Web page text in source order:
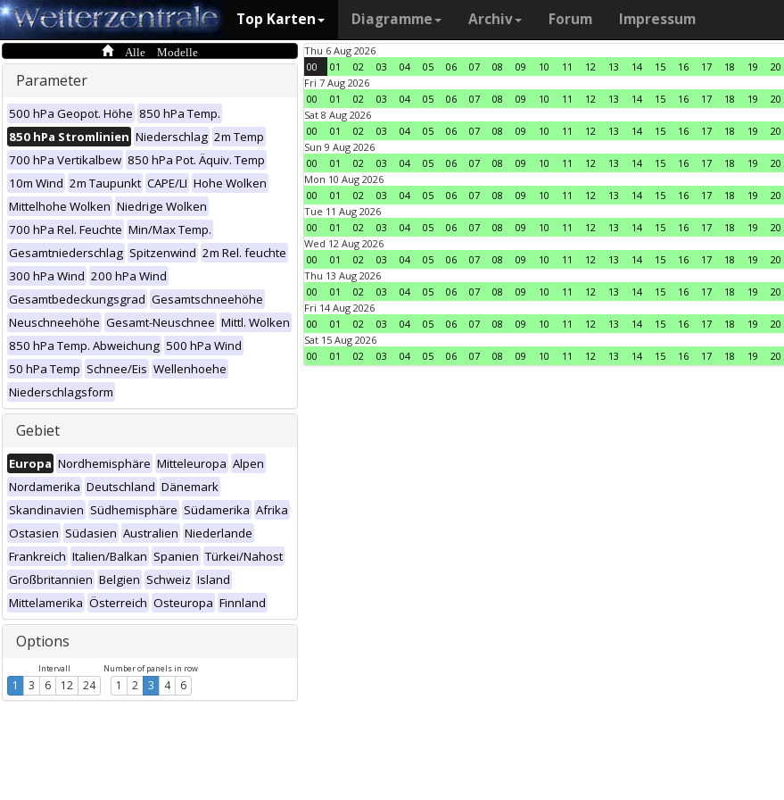
Top Karten Diagramme Archiv Forum Impressum
Alle Modelle
Parameter
500 hPa Geopot. Höhe 850 hPa Temp.
850 hPa Stromlinien Niederschlag 2m Temp
700 hPa Vertikalbew 850 hPa Pot. Äquiv. Temp
10m Wind 2m Taupunkt CAPE/LI Hohe Wolken
Mittelhohe Wolken Niedrige Wolken
700 hPa Rel. Feuchte Min/Max Temp.
Gesamtniederschlag Spitzenwind 2m Rel. feuchte
300 hPa Wind 200 hPa Wind
Gesamtbedeckungsgrad Gesamtschneehöhe
Neuschneehöhe Gesamt-Neuschnee Mittl. Wolken
850 hPa Temp. Abweichung 500 hPa Wind
50 hPa Temp Schnee/Eis Wellenhoehe
Niederschlagsform
Gebiet
Europa Nordhemisphäre Mitteleuropa Alpen
Nordamerika Deutschland Dänemark
Skandinavien Südhemisphäre Südamerika Afrika
Ostasien Südasien Australien Niederlande
Frankreich Italien/Balkan Spanien Türkei/Nahost
Großbritannien Belgien Schweiz Island
Mittelamerika Österreich Osteuropa Finnland
Options
Intervall
1 3 6 12 24
Number of panels in row
1 2 3 4 6
Thu 6 Aug 2026
00
01 02 03 04 05 06 07 08 09 10 11 12 13 14 15 16 17 18 19 20
Fri 7 Aug 2026
00
01 02 03 04 05 06 07 08 09 10 11 12 13 14 15 16 17 18 19 20
Sat 8 Aug 2026
00
01 02 03 04 05 06 07 08 09 10 11 12 13 14 15 16 17 18 19 20
Sun 9 Aug 2026
00
01 02 03 04 05 06 07 08 09 10 11 12 13 14 15 16 17 18 19 20
Mon 10 Aug 2026
00
01 02 03 04 05 06 07 08 09 10 11 12 13 14 15 16 17 18 19 20
Tue 11 Aug 2026
00
01 02 03 04 05 06 07 08 09 10 11 12 13 14 15 16 17 18 19 20
Wed 12 Aug 2026
00
01 02 03 04 05 06 07 08 09 10 11 12 13 14 15 16 17 18 19 20
Thu 13 Aug 2026
00
01 02 03 04 05 06 07 08 09 10 11 12 13 14 15 16 17 18 19 20
Fri 14 Aug 2026
00
01 02 03 04 05 06 07 08 09 10 11 12 13 14 15 16 17 18 19 20
Sat 15 Aug 2026
00
01 02 03 04 05 06 07 08 09 10 11 12 13 14 15 16 17 18 19 20